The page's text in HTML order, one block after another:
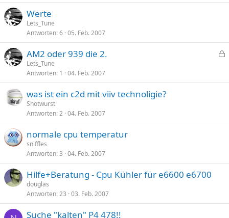
Werte
Lets_Tune
Antworten 6 05. Feb. 2007
p
AM2 oder 939 die 2.
Lets_Tune
Antworten 1 04. Feb. 2007
was ist ein c2d mit viiv technoligie?
Shotwurst
Antworten 2 04. Feb. 2007
normale cpu temperatur
sniffles
Antworten 3 04. Feb. 2007
Hilfe+Beratung - Cpu Kühler für e6600 e6700
douglas
Antworten 23 03. Feb. 2007
Suche "kalten" P4 478!!